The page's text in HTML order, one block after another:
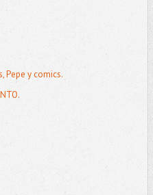
Pepe y comics.